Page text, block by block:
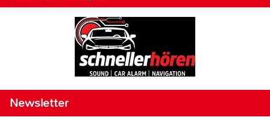
Newsletter